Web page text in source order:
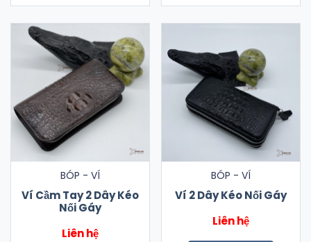
BÓP - VÍ
Ví Cầm Tay 2 Dây Kéo
Nối Gáy
Liên hệ
BÓP - VÍ
Ví 2 Dây Kéo Nối Gáy
Liên hệ